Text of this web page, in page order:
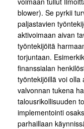
blower). Se pyrkii
paljastavien
aktivoimaan aivan
työntekijöitä
torjuntaan.
finanssialan
työntekijöillä voi olla
valvonnan tukena
talousrikollisuuden
implementointi
parhaillaan